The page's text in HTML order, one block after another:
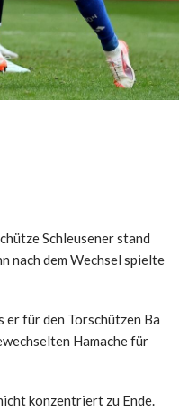
Schleusener stand
nach dem Wechsel spielte
er für den Torschützen Ba
Hamache für
konzentriert zu Ende.